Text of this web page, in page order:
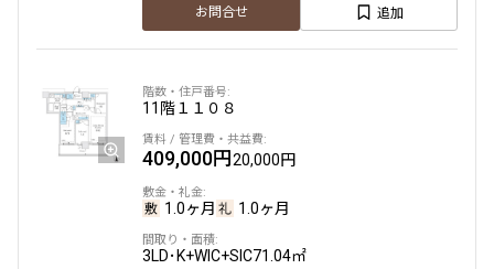
お問合せ 追加
11階 １１０８
409,000円20,000円
1.0ヶ月 1.0ヶ月
3LD･K+WIC+SIC71.04㎡